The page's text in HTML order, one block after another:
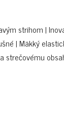
strihom |
| Mäkký
strečovému